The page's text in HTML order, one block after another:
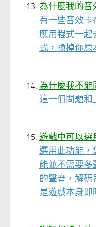
為什麼我的音
有一些音效卡
應用程式一起
式，換掉你原
為什麼我不能
這一個問題和
遊戲中可以選
選用此功能，
能並不需要多
的聲音，解碼
是遊戲本身即